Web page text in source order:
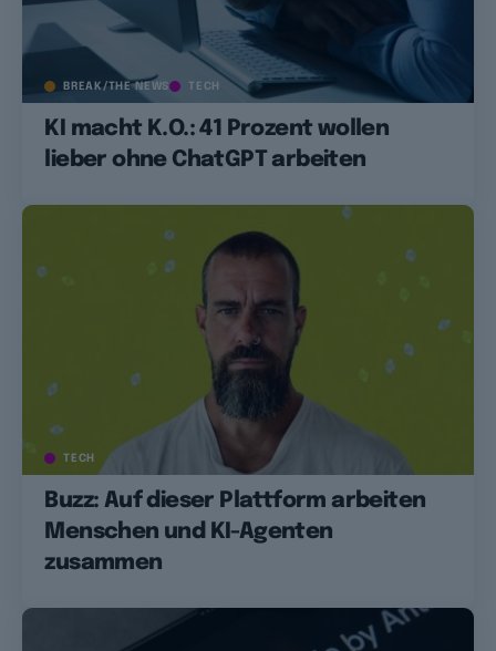
BREAK/THE NEWS TECH
KI macht K.O.: 41 Prozent wollen
lieber ohne ChatGPT arbeiten
TECH
Buzz: Auf dieser Plattform arbeiten
Menschen und KI-Agenten
zusammen